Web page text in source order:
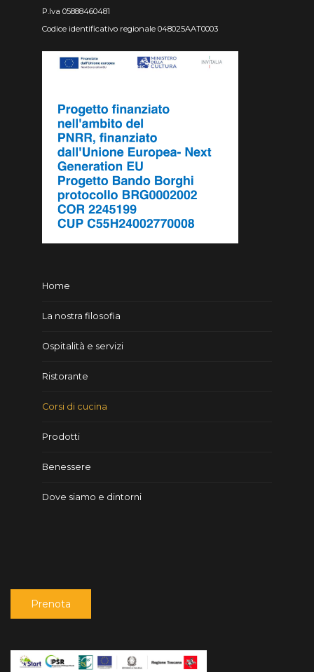
P.Iva 05888460481
Codice identificativo regionale 048025AAT0003
Home
La nostra filosofia
Ospitalità e servizi
Ristorante
Corsi di cucina
Prodotti
Benessere
Dove siamo e dintorni
Prenota